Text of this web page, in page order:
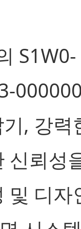
S1W0-
, 강력
신뢰성
및 디자